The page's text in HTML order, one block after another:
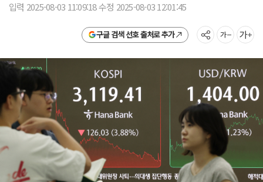
입력 2025-08-03 11:09:18 수정 2025-08-03 12:01:45
구글 검색 선호 출처로 추가